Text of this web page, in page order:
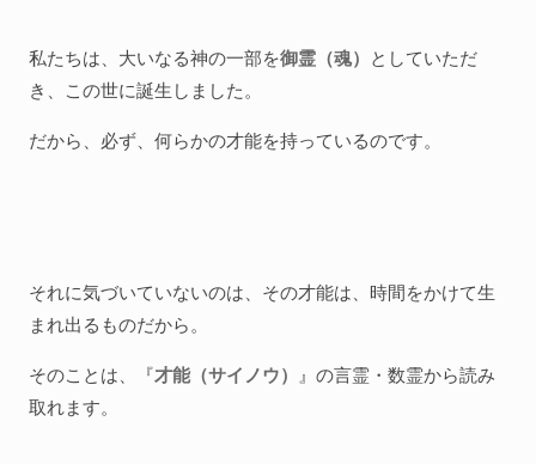
私たちは、大いなる神の一部を御霊（魂） としていただ
き、この世に誕生しました。
だから、必ず、何らかの才能を持っているのです。
それに気づいていないのは、その才能は、時間をかけて生
まれ出るものだから。
そのことは、『才能（サイノウ） 』の言霊・数霊から読み
取れます。